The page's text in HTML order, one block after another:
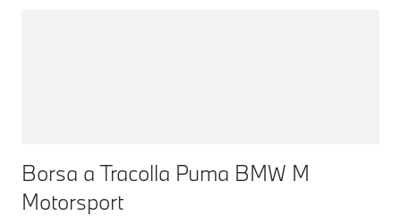
Borsa a Tracolla Puma BMW M
Motorsport